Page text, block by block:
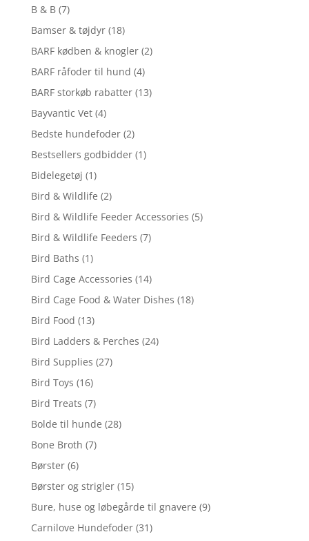
B & B (7)
Bamser & tøjdyr (18)
BARF kødben & knogler (2)
BARF råfoder til hund (4)
BARF storkøb rabatter (13)
Bayvantic Vet (4)
Bedste hundefoder (2)
Bestsellers godbidder (1)
Bidelegetøj (1)
Bird & Wildlife (2)
Bird & Wildlife Feeder Accessories (5)
Bird & Wildlife Feeders (7)
Bird Baths (1)
Bird Cage Accessories (14)
Bird Cage Food & Water Dishes (18)
Bird Food (13)
Bird Ladders & Perches (24)
Bird Supplies (27)
Bird Toys (16)
Bird Treats (7)
Bolde til hunde (28)
Bone Broth (7)
Børster (6)
Børster og strigler (15)
Bure, huse og løbegårde til gnavere (9)
Carnilove Hundefoder (31)